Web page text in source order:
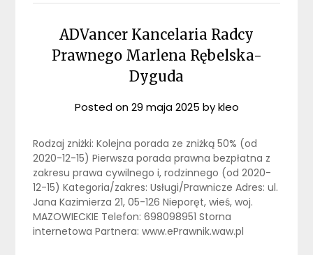
ADVancer Kancelaria Radcy
Prawnego Marlena Rębelska-
Dyguda
Posted on29 maja 2025 bykleo
Rodzaj zniżki: Kolejna porada ze zniżką 50% (od
2020-12-15) Pierwsza porada prawna bezpłatna z
zakresu prawa cywilnego i, rodzinnego (od 2020-
12-15) Kategoria/zakres: Usługi/Prawnicze Adres: ul.
Jana Kazimierza 21, 05-126 Nieporęt, wieś, woj.
MAZOWIECKIE Telefon: 698098951 Storna
internetowa Partnera: www.ePrawnik.waw.pl